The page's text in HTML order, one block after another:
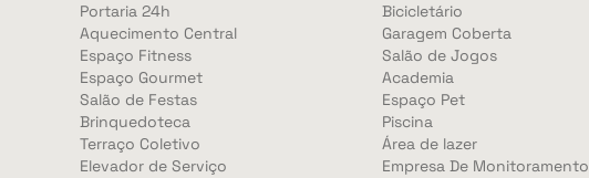
Portaria 24h Bicicletário
Aquecimento Central
Garagem Coberta
Espaço Fitness
Salão de Jogos
Espaço Gourmet
Academia
Salão de Festas
Espaço Pet
Brinquedoteca
Piscina
Terraço Coletivo
Área de lazer
Elevador de Serviço
Empresa De Monitoramento